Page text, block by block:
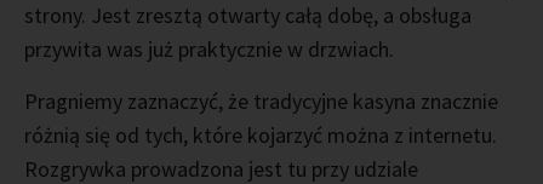
strony. Jest zresztą otwarty całą dobę, a obsługa
przywita was już praktycznie w drzwiach.
Pragniemy zaznaczyć, że tradycyjne kasyna znacznie
różnią się od tych, które kojarzyć można z internetu.
Rozgrywka prowadzona jest tu przy udziale